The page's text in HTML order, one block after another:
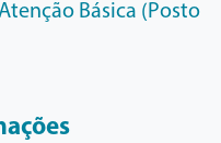
Básica (Posto